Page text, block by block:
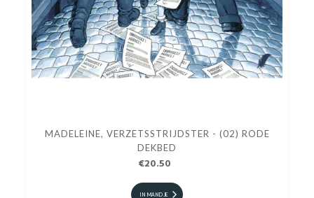
MADELEINE, VERZETSSTRIJDSTER - (02) RODE
DEKBED
€20.50
IN MANDJE